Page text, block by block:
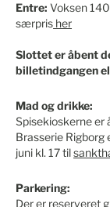
Entre:Voksen
særpris her
Slottet er åbent
billetindgangen
Mad og drikke:
Spisekioskerne er
Brasserie Rigborg
juni kl. 17 til
Parkering:
Der er reserveret